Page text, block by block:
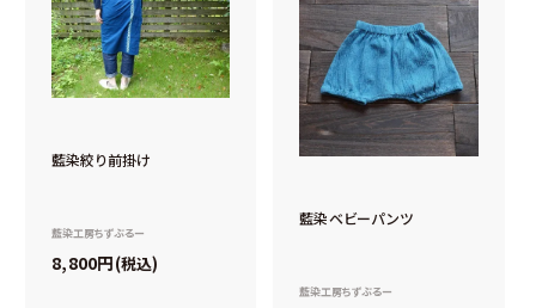
藍染絞り前掛け
藍染工房ちずぶるー
8,800 税込
藍染ベビーパンツ
藍染工房ちずぶるー